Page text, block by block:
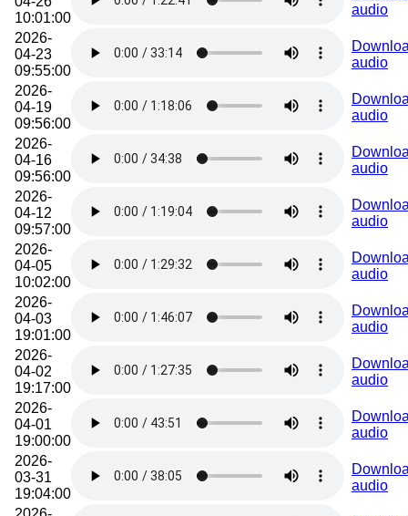
10:01:00
audio
2026-
04-23
09:55:00
audio
2026-
04-19
09:56:00
audio
2026-
04-16
09:56:00
audio
2026-
04-12
09:57:00
audio
2026-
04-05
10:02:00
audio
2026-
04-03
19:01:00
audio
2026-
04-02
19:17:00
audio
2026-
04-01
19:00:00
audio
2026-
03-31
19:04:00
audio